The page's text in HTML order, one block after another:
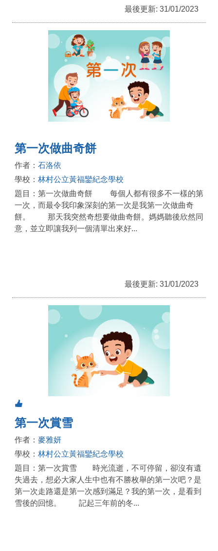
最後更新: 31/01/2023
第一次做曲奇餅
作者： 石洛依
學校： 林村公立黃福鑾紀念學校
題目：第一次做曲奇餅 每個人都有很多不一樣的第
一次，而最令我印象深刻的第一次是我第一次做曲奇
餅。 那天我突然奇想要做曲奇餅。媽媽聽後欣然同
意，並立即讓我列一個清單出來好...
最後更新: 31/01/2023
第一次賞雪
作者： 麥雅妍
學校： 林村公立黃福鑾紀念學校
題目：第一次賞雪 時光流逝，不可停留，卻沒有遺
失過去，想必大家人生中也有不勝枚舉的第一次吧？是
第一次走路還是第一次感到滿足？我的第一次，是看到
雪後的回憶。 記起三年前的冬...